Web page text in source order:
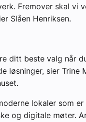
Fremover skal vi
Slåen Henriksen.
ditt beste valg når
løsninger, sier Trine
lokaler som
og digitale møter.